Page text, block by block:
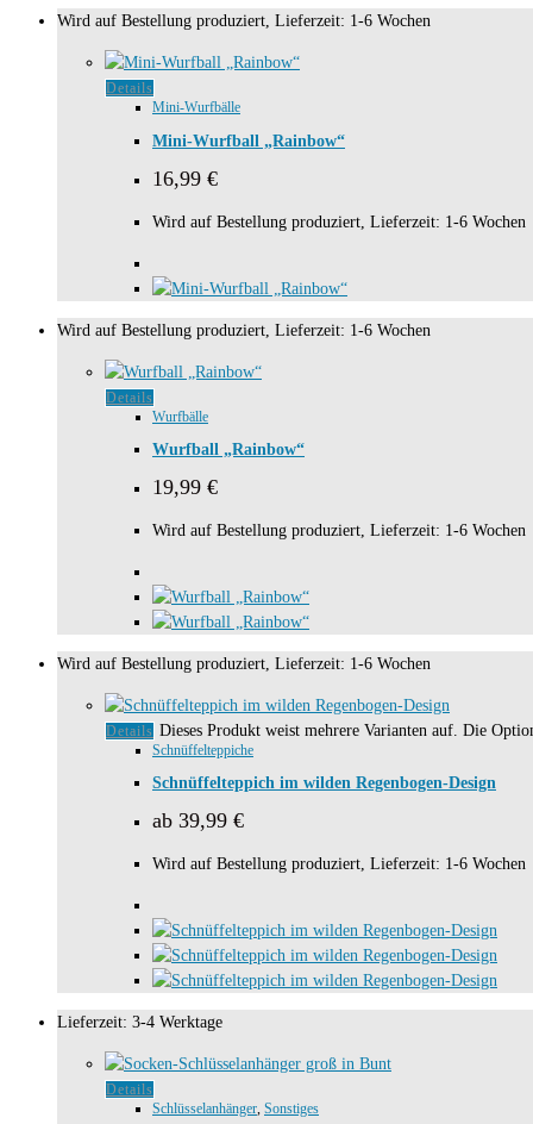
Wird auf Bestellung produziert, Lieferzeit: 1-6 Wochen
Details
Mini-Wurfbälle
Mini-Wurfball „Rainbow“
16,99 €
Wird auf Bestellung produziert, Lieferzeit: 1-6 Wochen
Wird auf Bestellung produziert, Lieferzeit: 1-6 Wochen
Details
Wurfbälle
Wurfball „Rainbow“
19,99 €
Wird auf Bestellung produziert, Lieferzeit: 1-6 Wochen
Wird auf Bestellung produziert, Lieferzeit: 1-6 Wochen
Details Dieses Produkt weist mehrere Varianten auf. Die
Schnüffelteppiche
Schnüffelteppich im wilden Regenbogen-Design
ab 39,99 €
Wird auf Bestellung produziert, Lieferzeit: 1-6 Wochen
Lieferzeit: 3-4 Werktage
Details
Schlüsselanhänger, Sonstiges